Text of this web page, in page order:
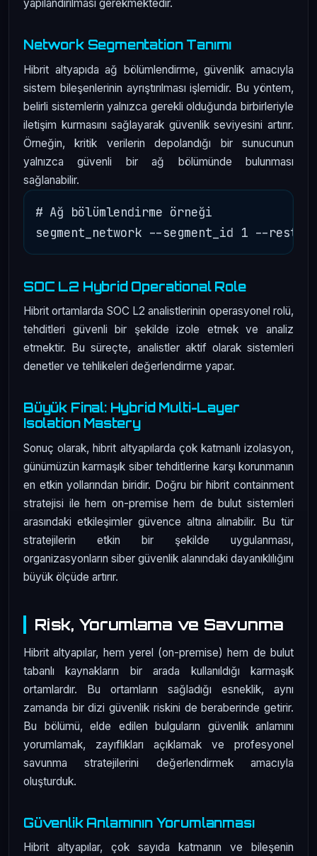
yapılandırılması gerekmektedir.
Network Segmentation Tanımı
Hibrit altyapıda ağ bölümlendirme, güvenlik amacıyla
sistem bileşenlerinin ayrıştırılması işlemidir. Bu yöntem,
belirli sistemlerin yalnızca gerekli olduğunda birbirleriyle
iletişim kurmasını sağlayarak güvenlik seviyesini artırır.
Örneğin, kritik verilerin depolandığı bir sunucunun
yalnızca güvenli bir ağ bölümünde bulunması
sağlanabilir.
# Ağ bölümlendirme örneği
SOC L2 Hybrid Operational Role
Hibrit ortamlarda SOC L2 analistlerinin operasyonel rolü,
tehditleri güvenli bir şekilde izole etmek ve analiz
etmektir. Bu süreçte, analistler aktif olarak sistemleri
denetler ve tehlikeleri değerlendirme yapar.
Büyük Final: Hybrid Multi-Layer
Isolation Mastery
Sonuç olarak, hibrit altyapılarda çok katmanlı izolasyon,
günümüzün karmaşık siber tehditlerine karşı korunmanın
en etkin yollarından biridir. Doğru bir hibrit containment
stratejisi ile hem on-premise hem de bulut sistemleri
arasındaki etkileşimler güvence altına alınabilir. Bu tür
stratejilerin etkin bir şekilde uygulanması,
organizasyonların siber güvenlik alanındaki dayanıklılığını
büyük ölçüde artırır.
Risk, Yorumlama ve Savunma
Hibrit altyapılar, hem yerel (on-premise) hem de bulut
tabanlı kaynakların bir arada kullanıldığı karmaşık
ortamlardır. Bu ortamların sağladığı esneklik, aynı
zamanda bir dizi güvenlik riskini de beraberinde getirir.
Bu bölümü, elde edilen bulguların güvenlik anlamını
yorumlamak, zayıflıkları açıklamak ve profesyonel
savunma stratejilerini değerlendirmek amacıyla
oluşturduk.
Güvenlik Anlamının Yorumlanması
Hibrit altyapılar, çok sayıda katmanın ve bileşenin